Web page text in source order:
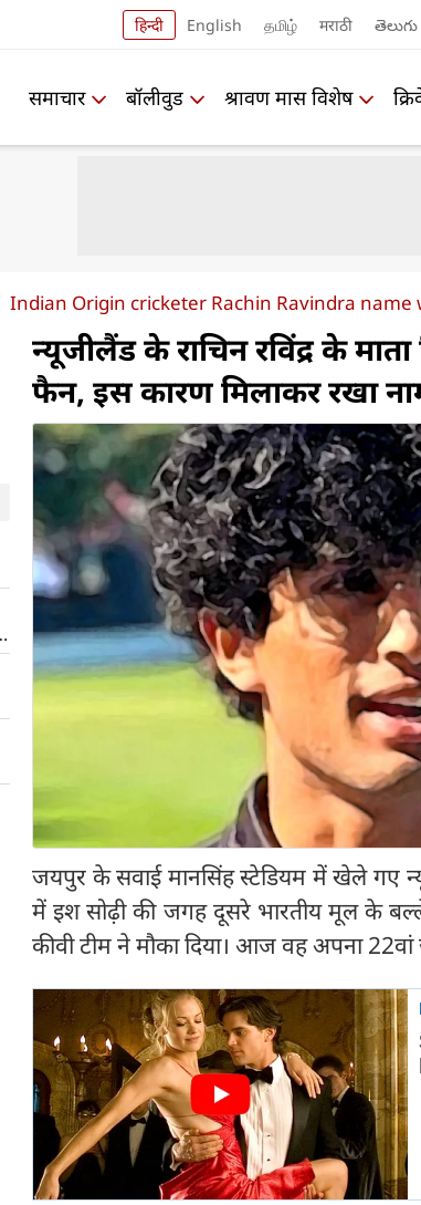
हिन्दी English தமிழ் मराठी తెలుగు
समाचार बॉलीवुड श्रावण मास विशेष
Indian Origin cricketer Rachin Ravindra name
न्यूजीलैंड के राचिन रविंद्र के
फैन, इस कारण मिलाकर रखा
जयपुर के सवाई मानसिंह स्टेडियम में खेले गए
में इश सोढ़ी की जगह दूसरे भारतीय मूल के
कीवी टीम ने मौका दिया। आज वह अपना 22वां